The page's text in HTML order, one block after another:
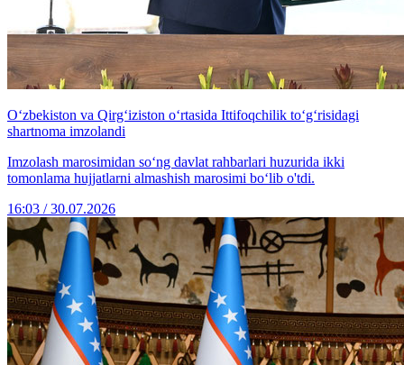
Oʻzbekiston va Qirgʻiziston o‘rtasida Ittifoqchilik toʻgʻrisidagi
shartnoma imzolandi
Imzolash marosimidan soʻng davlat rahbarlari huzurida ikki
tomonlama hujjatlarni almashish marosimi boʻlib o'tdi.
16:03 / 30.07.2026